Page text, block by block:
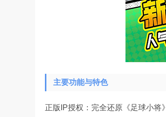
主要功能与特色
正版IP授权：完全还原《足球小将